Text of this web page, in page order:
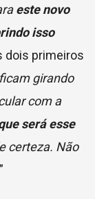
este novo
isso
dois primeiros
girando
com a
será esse
certeza. Não
”